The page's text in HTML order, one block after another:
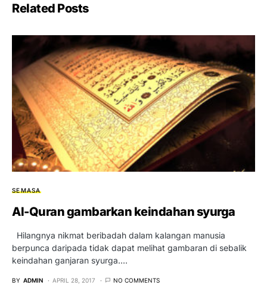
Related Posts
SEMASA
Al-Quran gambarkan keindahan syurga
Hilangnya nikmat beribadah dalam kalangan manusia
berpunca daripada tidak dapat melihat gambaran di sebalik
keindahan ganjaran syurga.…
BY ADMIN APRIL 28, 2017 NO COMMENTS